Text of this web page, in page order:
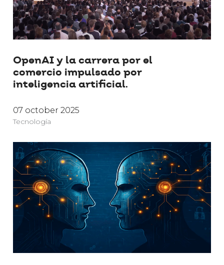
OpenAI y la carrera por el
comercio impulsado por
inteligencia artificial.
07 october 2025
Tecnología